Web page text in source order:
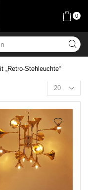
0
„Retro-Stehleuchte“